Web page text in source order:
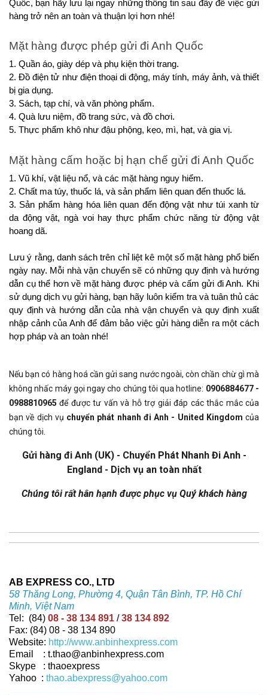
Quốc, bạn hãy lưu lại ngay những thông tin sau đây để việc gửi
hàng trở nên an toàn và thuận lợi hơn nhé!
Mặt hàng được phép gửi đi Anh Quốc
1. Quần áo, giày dép và phụ kiện thời trang.
2. Đồ điện tử như điện thoại di động, máy tính, máy ảnh, và thiết
bị gia dụng.
3. Sách, tạp chí, và văn phòng phẩm.
4. Quà lưu niệm, đồ trang sức, và đồ chơi.
5. Thực phẩm khô như đậu phộng, kẹo, mì, hạt, và gia vị.
Mặt hàng cấm hoặc bị hạn chế gửi đi Anh Quốc
1. Vũ khí, vật liệu nổ, và các mặt hàng nguy hiểm.
2. Chất ma túy, thuốc lá, và sản phẩm liên quan đến thuốc lá.
3. Sản phẩm hàng hóa liên quan đến động vật như túi xanh từ
da động vật, ngà voi hay thực phẩm chức năng từ động vật
hoang dã.
Lưu ý rằng, danh sách trên chỉ liệt kê một số mặt hàng phổ biến
ngày nay. Mỗi nhà vận chuyển sẽ có những quy định và hướng
dẫn cụ thể hơn về mặt hàng được phép và cấm gửi đi Anh. Khi
sử dụng dịch vụ gửi hàng, bạn hãy luôn kiểm tra và tuân thủ các
quy định và hướng dẫn của nhà vận chuyển và quy định xuất
nhập cảnh của Anh để đảm bảo việc gửi hàng diễn ra một cách
hợp pháp và an toàn nhé!
Nếu bạn có hàng hoá cần gửi sang nước ngoài, còn chần chừ gì mà
không nhấc máy gọi ngay cho chúng tôi qua hotline: 0906884677 -
0988810965 để được tư vấn và hỗ trợ giải đáp các thắc mắc của
bạn về dịch vụ chuyển phát nhanh đi Anh - United Kingdom của
chúng tôi.
Gửi hàng đi Anh (UK) - Chuyển Phát Nhanh Đi Anh -
England - Dịch vụ an toàn nhất
Chúng tôi rất hân hạnh được phục vụ Quý khách hàng
AB EXPRESS CO., LTD
58 Thăng Long, Phường 4, Quận Tân Bình, TP. Hồ Chí
Minh, Việt Nam
Tel: (84) 08 - 38 134 891 /38 134 892
Fax: (84) 08 - 38 134 890
Website: http://www.anbinhexpress.com
Email : t.thao@anbinhexpress.com
Skype : thaoexpress
Yahoo : thao.abexpress@yahoo.com